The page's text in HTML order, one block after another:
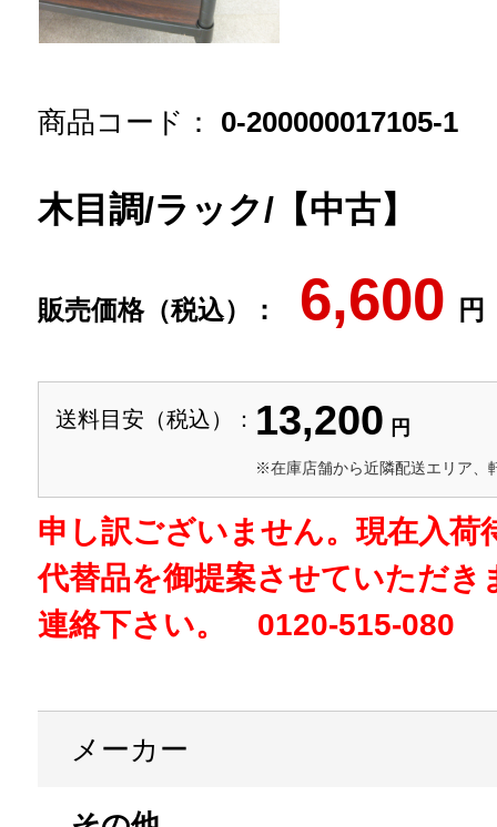
商品コード： 0-200000017105-1
木目調/ラック/【中古】
販売価格（税込）： 6,600 円
送料目安（税込）： 13,200 円
※在庫店舗から近隣配送エリア、
申し訳ございません。現在入荷
代替品を御提案させていただき
連絡下さい。 0120-515-080
メーカー